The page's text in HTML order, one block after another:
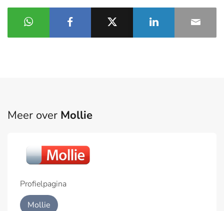
Meer over Mollie
Profielpagina
Mollie